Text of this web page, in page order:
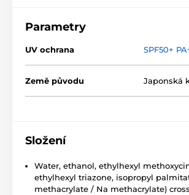
Parametry
UV ochrana SPF50+
Země původu Japonská
Složení
Water, ethanol, ethylhexyl
ethylhexyl triazone, isopropyl
methacrylate / Na methacrylate)